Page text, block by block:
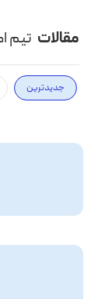
مقالات تیم
جدیدترین